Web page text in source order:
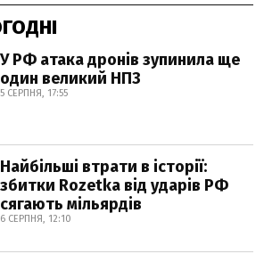
У РФ атака дронів зупинила ще
один великий НПЗ
5 СЕРПНЯ, 17:55
Найбільші втрати в історії:
збитки Rozetka від ударів РФ
сягають мільярдів
6 СЕРПНЯ, 12:10